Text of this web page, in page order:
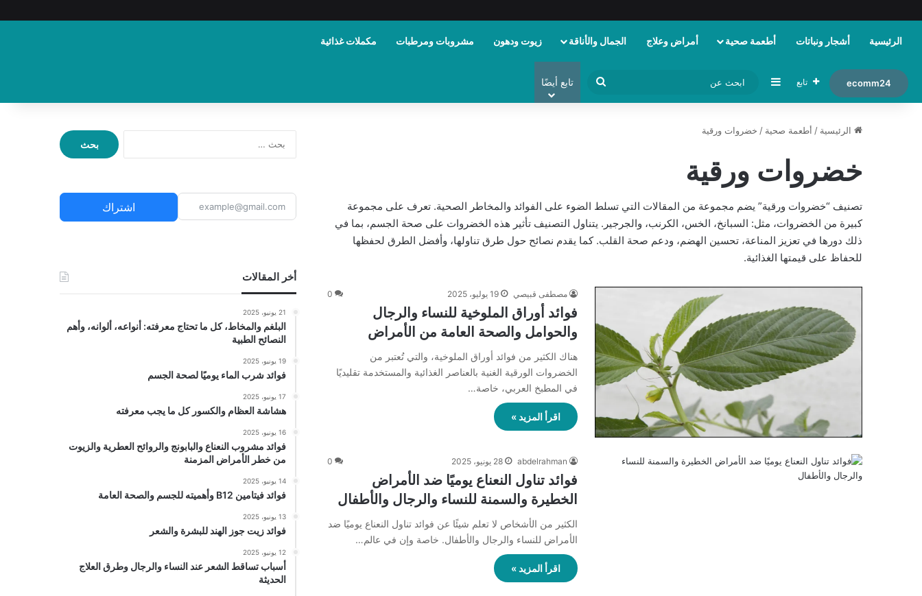
الرئيسية أشجار ونباتات أطعمة صحية أمراض وعلاج الجمال والأناقة زيوت ودهون مشروبات ومرطبات مكملات غذائية
ecomm24 تابع إضافة عمود جانبي
عن
تابع أيضًا
الرئيسية / أطعمة صحية / خضروات ورقية
خضروات ورقية
تصنيف “خضروات ورقية” يضم مجموعة من المقالات التي تسلط الضوء على الفوائد والمخاطر الصحية. تعرف على مجموعة
كبيرة من الخضروات، مثل: السبانخ، الخس، الكرنب، والجرجير. يتناول التصنيف تأثير هذه الخضروات على صحة الجسم، بما في
ذلك دورها في تعزيز المناعة، تحسين الهضم، ودعم صحة القلب. كما يقدم نصائح حول طرق تناولها، وأفضل الطرق لحفظها
للحفاظ على قيمتها الغذائية.
مصطفى قبيصي 19 يوليو، 2025 0
فوائد أوراق الملوخية للنساء والرجال
والحوامل والصحة العامة من الأمراض
هناك الكثير من فوائد أوراق الملوخية، والتي تُعتبر من
الخضروات الورقية الغنية بالعناصر الغذائية والمستخدمة تقليديًا
في المطبخ العربي، خاصة…
اقرأ المزيد »
abdelrahman 28 يونيو، 2025 0
فوائد تناول النعناع يوميًا ضد الأمراض
الخطيرة والسمنة للنساء والرجال والأطفال
الكثير من الأشخاص لا تعلم شيئًا عن فوائد تناول النعناع يوميًا ضد
الأمراض للنساء والرجال والأطفال. خاصة وإن في عالم…
اقرأ المزيد »
ث
ع
ن
اشتراك
أخر المقالات
21 يونيو، 2025
البلغم والمخاط، كل ما تحتاج معرفته: أنواعه، ألوانه، وأهم
النصائح الطبية
19 يونيو، 2025
فوائد شرب الماء يوميًا لصحة الجسم
17 يونيو، 2025
هشاشة العظام والكسور كل ما يجب معرفته
16 يونيو، 2025
فوائد مشروب النعناع والبابونج والروائح العطرية والزيوت
من خطر الأمراض المزمنة
14 يونيو، 2025
فوائد فيتامين B12 وأهميته للجسم والصحة العامة
13 يونيو، 2025
فوائد زيت جوز الهند للبشرة والشعر
12 يونيو، 2025
أسباب تساقط الشعر عند النساء والرجال وطرق العلاج
الحديثة